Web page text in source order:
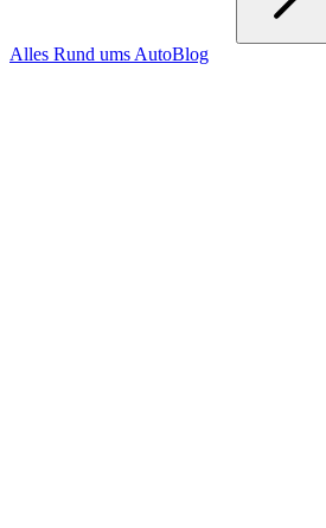
Alles Rund ums AutoBlog